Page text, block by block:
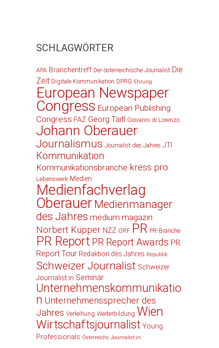
SCHLAGWÖRTER
APA Branchentreff Der österreichische Journalist Die
Zeit Digitale Kommunikation DPRG Ehrung
European Newspaper
Congress European Publishing
Congress FAZ Georg Taitl Giovanni di Lorenzo
Johann Oberauer
Journalismus Journalist des Jahres JTI
Kommunikation
Kommunikationsbranche kress pro
Lebenswerk Medien
Medienfachverlag
Oberauer Medienmanager
des Jahres medium magazin
Norbert Küpper NZZ ORF PR PR-Branche
PR Report PR Report Awards PR
Report Tour Redaktion des Jahres Republik
Schweizer Journalist Schweizer
Journalist:in Seminar
Unternehmenskommunikatio
n Unternehmenssprecher des
Jahres Verleihung Weiterbildung Wien
Wirtschaftsjournalist Young
Professionals Österreichs Journalist:in